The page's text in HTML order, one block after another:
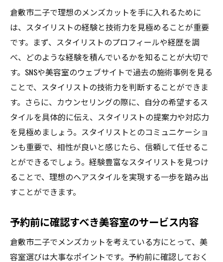
倉敷市二子で理想のメンズカットを手に入れるために
は、スタイリストの経験と技術力を見極めることが重要
です。まず、スタイリストのプロフィールや経歴を調
べ、どのような経験を積んでいるかを知ることが大切で
す。SNSや美容室のウェブサイトで過去の施術事例を見る
ことで、スタイリストの技術力を判断することができま
す。さらに、カウンセリングの際に、自分の希望するス
タイルを具体的に伝え、スタイリストの提案力や対応力
を見極めましょう。スタイリストとのコミュニケーショ
ンも重要で、相性が良いと感じたら、信頼して任せるこ
とができるでしょう。経験豊富なスタイリストを見つけ
ることで、理想のヘアスタイルを実現する一歩を踏み出
すことができます。
予約前に確認すべき美容室のサービス内容
倉敷市二子でメンズカットを考えている方にとって、美
容室選びは大事なポイントです。予約前に確認しておく